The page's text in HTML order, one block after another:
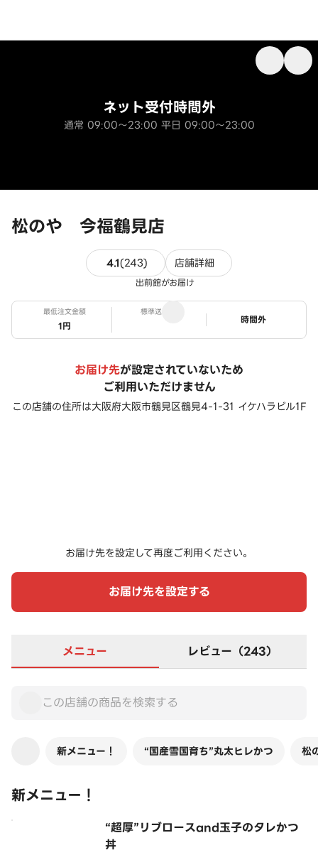
松のや 今福鶴見店
ネット受付時間外
通常 09:00～23:00 平日 09:00～23:00
4.1(243) 243件のレビュー
店舗詳細
出前館がお届け
最低注文金額
1円
標準送料
ステータス
時間外
お届け先が設定されていないため
ご利用いただけません
この店舗の住所は大阪府大阪市鶴見区鶴見4-1-31 イケハラビル1F
お届け先を設定して再度ご利用ください。
お届け先を設定する
メニュー レビュー（243）
新メニュー！ “国産雪国育ち”丸太ヒレかつ 松
新メニュー！
“超厚”リブロースand玉子のタレかつ
丼